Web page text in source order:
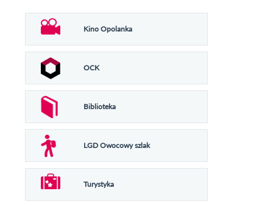
Kino Opolanka
OCK
Biblioteka
LGD Owocowy szlak
Turystyka